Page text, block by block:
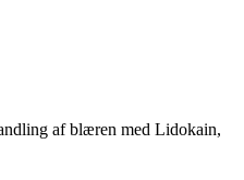
af blæren med Lidokain,